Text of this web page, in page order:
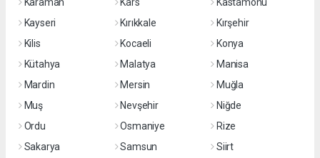
Kayseri
Kırıkkale
Kırşehir
Kilis
Kocaeli
Konya
Kütahya
Malatya
Manisa
Mardin
Mersin
Muğla
Muş
Nevşehir
Niğde
Ordu
Osmaniye
Rize
Sakarya
Samsun
Siirt